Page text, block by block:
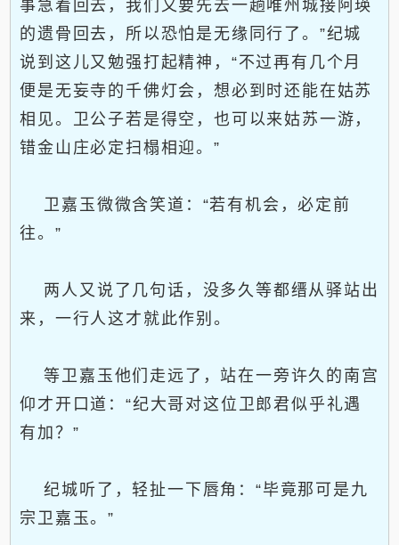
事急着回去，我们又要先去一趟唯州城接阿瑛
的遗骨回去，所以恐怕是无缘同行了。”纪城
说到这儿又勉强打起精神，“不过再有几个月
便是无妄寺的千佛灯会，想必到时还能在姑苏
相见。卫公子若是得空，也可以来姑苏一游，
错金山庄必定扫榻相迎。”
卫嘉玉微微含笑道：“若有机会，必定前
往。”
两人又说了几句话，没多久等都缙从驿站出
来，一行人这才就此作别。
等卫嘉玉他们走远了，站在一旁许久的南宫
仰才开口道：“纪大哥对这位卫郎君似乎礼遇
有加？”
纪城听了，轻扯一下唇角：“毕竟那可是九
宗卫嘉玉。”